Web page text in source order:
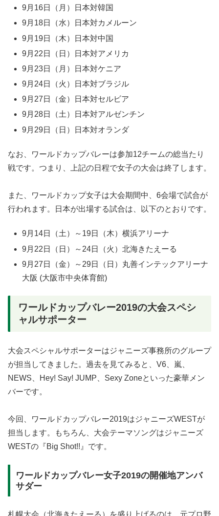
9月16日（月）日本対韓国
9月18日（水）日本対カメルーン
9月19日（木）日本対中国
9月22日（日）日本対アメリカ
9月23日（月）日本対ケニア
9月24日（火）日本対ブラジル
9月27日（金）日本対セルビア
9月28日（土）日本対アルゼンチン
9月29日（日）日本対オランダ
なお、ワールドカップバレーは参加12チームの総当たり
戦です。つまり、上記の日程で女子の大会は終了します。
また、ワールドカップ女子は大会期間中、6会場で試合が
行われます。日本が出場する試合は、以下のとおりです。
9月14日（土）～19日（木）横浜アリーナ
9月22日（日）～24日（火）北海きたえーる
9月27日（金）～29日（日）丸善インテックアリーナ
大阪 (大阪市中央体育館)
ワールドカップバレー2019の大会スペシ
ャルサポーター
大会スペシャルサポーターはジャニーズ事務所のグループ
が担当してきました。過去を見てみると、V6、嵐、
NEWS、Hey! Say! JUMP、Sexy Zoneといった豪華メン
バーです。
今回、ワールドカップバレー2019はジャニーズWESTが
担当します。もちろん、大会テーマソングはジャニーズ
WESTの『Big Shot!!』です。
ワールドカップバレー女子2019の開催地アンバ
サダー
札幌大会（北海きたえーる）を盛り上げるのは、元プロ野